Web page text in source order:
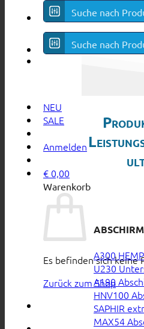
NEU
SALE
Anmelden
€ 0,00
Warenkorb
Es befinden sich keine
Zurück zum Shop
A300
U230
A190
HNV100
SAPHIR
MAX54